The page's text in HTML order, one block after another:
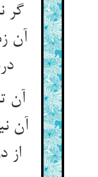
گر
آن
آن
آن
از